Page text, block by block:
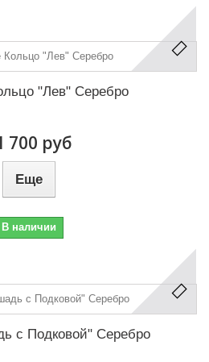
"Лев" Серебро
700 руб
Еще
В наличии
с Подковой" Серебро